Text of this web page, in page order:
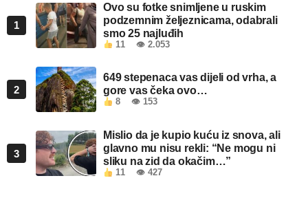
1
Ovo su fotke snimljene u ruskim
podzemnim željeznicama, odabrali
smo 25 najluđih
11 👁 2.053
2
649 stepenaca vas dijeli od vrha, a
gore vas čeka ovo…
8 👁 153
3
Mislio da je kupio kuću iz snova, ali
glavno mu nisu rekli: “Ne mogu ni
sliku na zid da okačim…”
11 👁 427